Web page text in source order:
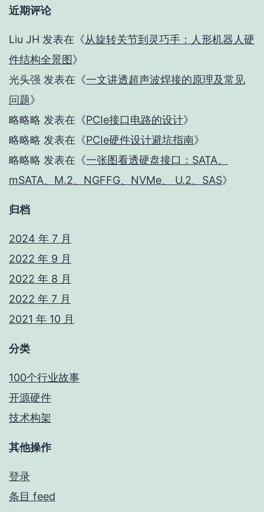
近期评论
Liu JH 发表在《从旋转关节到灵巧手：人形机器人硬
件结构全景图》
光头强 发表在《一文讲透超声波焊接的原理及常见
问题》
略略略 发表在《PCIe接口电路的设计》
略略略 发表在《PCIe硬件设计避坑指南》
略略略 发表在《一张图看透硬盘接口：SATA、
mSATA、M.2、NGFFG、NVMe、 U.2、SAS》
归档
2024 年 7 月
2022 年 9 月
2022 年 8 月
2022 年 7 月
2021 年 10 月
分类
100个行业故事
开源硬件
技术构架
其他操作
登录
条目 feed